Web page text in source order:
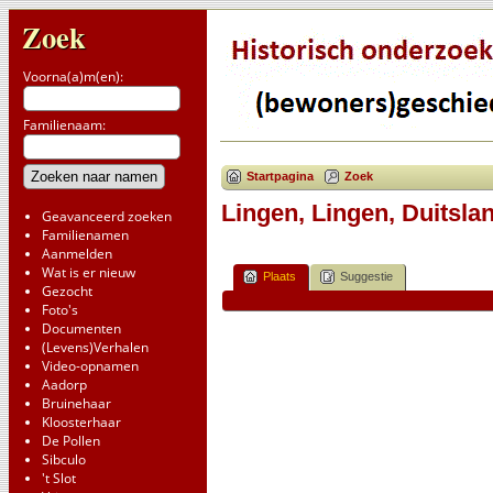
Zoek
Voorna(a)m(en):
Familienaam:
Geavanceerd zoeken
Familienamen
Aanmelden
Wat is er nieuw
Gezocht
Foto's
Documenten
(Levens)Verhalen
Video-opnamen
Aadorp
Bruinehaar
Kloosterhaar
De Pollen
Sibculo
't Slot
Startpagina Zoek
Lingen, Lingen,
Plaats Suggestie